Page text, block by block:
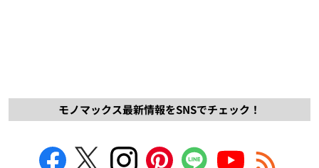
モノマックス最新情報をSNSでチェック！